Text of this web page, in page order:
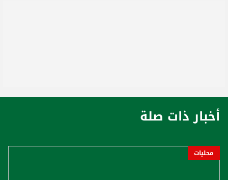
أخبار ذات صلة
محليات